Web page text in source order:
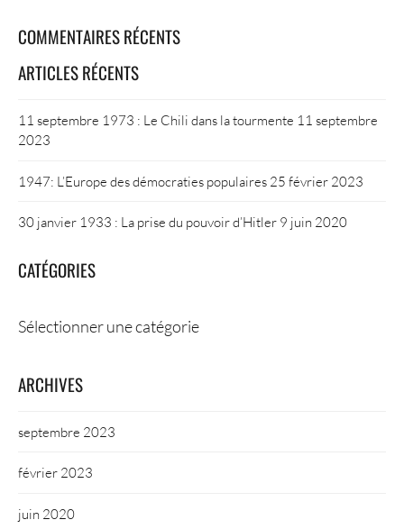
COMMENTAIRES RÉCENTS
ARTICLES RÉCENTS
11 septembre 1973 : Le Chili dans la tourmente 11 septembre
2023
1947: L’Europe des démocraties populaires 25 février 2023
30 janvier 1933 : La prise du pouvoir d’Hitler 9 juin 2020
CATÉGORIES
ARCHIVES
septembre 2023
février 2023
juin 2020